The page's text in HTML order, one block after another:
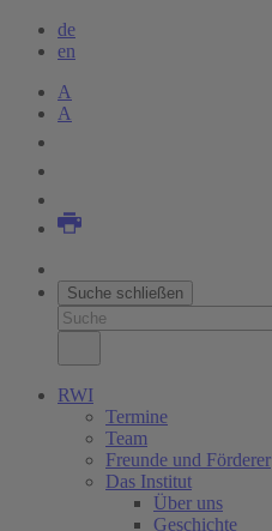
de
en
A
A
Suche schließen
RWI
Termine
Team
Freunde und Förderer
Das Institut
Über uns
Geschichte